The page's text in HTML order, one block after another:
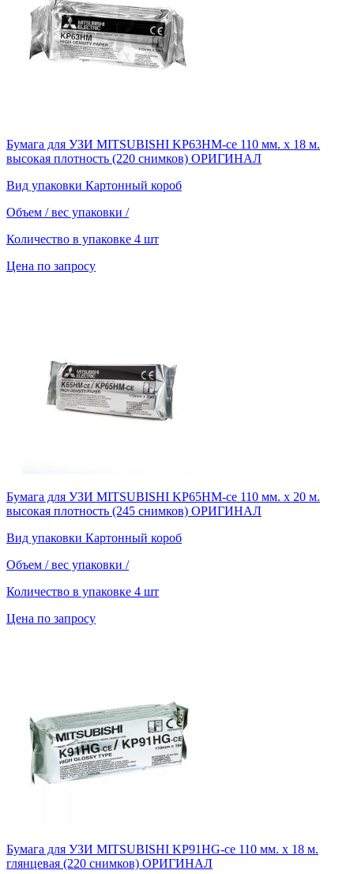
Бумага для УЗИ MITSUBISHI KP63HM-ce 110 мм. х 18 м.
высокая плотность (220 снимков) ОРИГИНАЛ
Вид упаковки Картонный короб
Объем / вес упаковки /
Количество в упаковке 4 шт
Цена по запросу
Бумага для УЗИ MITSUBISHI KP65HM-ce 110 мм. х 20 м.
высокая плотность (245 снимков) ОРИГИНАЛ
Вид упаковки Картонный короб
Объем / вес упаковки /
Количество в упаковке 4 шт
Цена по запросу
Бумага для УЗИ MITSUBISHI KP91HG-ce 110 мм. х 18 м.
глянцевая (220 снимков) ОРИГИНАЛ